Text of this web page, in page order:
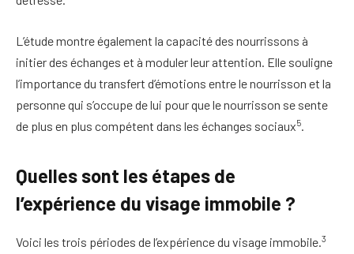
L’étude montre également la capacité des nourrissons à
initier des échanges et à moduler leur attention. Elle souligne
l’importance du transfert d’émotions entre le nourrisson et la
personne qui s’occupe de lui pour que le nourrisson se sente
de plus en plus compétent dans les échanges sociaux5.
Quelles sont les étapes de
l’expérience du visage immobile ?
Voici les trois périodes de l’expérience du visage immobile.3